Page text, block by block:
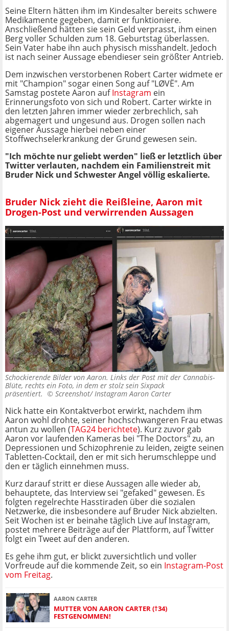
Seine Eltern hätten ihm im Kindesalter bereits schwere
Medikamente gegeben, damit er funktioniere.
Anschließend hätten sie sein Geld verprasst, ihm einen
Berg voller Schulden zum 18. Geburtstag überlassen.
Sein Vater habe ihn auch physisch misshandelt. Jedoch
ist nach seiner Aussage ebendieser sein größter Antrieb.
Dem inzwischen verstorbenen Robert Carter widmete er
mit "Champion" sogar einen Song auf "LØVË". Am
Samstag postete Aaron aufInstagram ein
Erinnerungsfoto von sich und Robert. Carter wirkte in
den letzten Jahren immer wieder zerbrechlich, sah
abgemagert und ungesund aus. Drogen sollen nach
eigener Aussage hierbei neben einer
Stoffwechselerkrankung der Grund gewesen sein.
"Ich möchte nur geliebt werden" ließ er letztlich über
Twitter verlauten, nachdem ein Familienstreit mit
Bruder Nick und Schwester Angel völlig eskalierte.
Bruder Nick zieht die Reißleine, Aaron mit
Drogen-Post und verwirrenden Aussagen
Schockierende Bilder von Aaron. Links der Post mit der Cannabis-
Blüte, rechts ein Foto, in dem er stolz sein Sixpack
präsentiert. © Screenshot/ Instagram Aaron Carter
Nick hatte ein Kontaktverbot erwirkt, nachdem ihm
Aaron wohl drohte, seiner hochschwangeren Frau etwas
antun zu wollen (TAG24 berichtete). Kurz zuvor gab
Aaron vor laufenden Kameras bei "The Doctors" zu, an
Depressionen und Schizophrenie zu leiden, zeigte seinen
Tabletten-Cocktail, den er mit sich herumschleppe und
den er täglich einnehmen muss.
Kurz darauf stritt er diese Aussagen alle wieder ab,
behauptete, das Interview sei "gefaked" gewesen. Es
folgten regelrechte Hasstiraden über die sozialen
Netzwerke, die insbesondere auf Bruder Nick abzielten.
Seit Wochen ist er beinahe täglich Live auf Instagram,
postet mehrere Beiträge auf der Plattform, auf Twitter
folgt ein Tweet auf den anderen.
Es gehe ihm gut, er blickt zuversichtlich und voller
Vorfreude auf die kommende Zeit, so ein Instagram-Post
vom Freitag.
AARON CARTER
MUTTER VON AARON CARTER (†34)
FESTGENOMMEN!